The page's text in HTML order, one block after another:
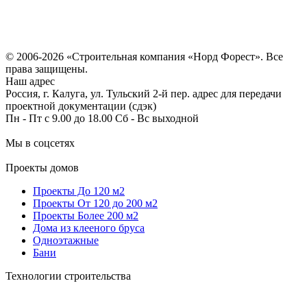
© 2006-2026 «Строительная компания «Норд Форест». Все
права защищены.
Наш адрес
Россия, г. Калуга, ул. Тульский 2-й пер. адрес для передачи
проектной документации (сдэк)
Пн - Пт с 9.00 до 18.00 Сб - Вс выходной
Мы в соцсетях
Проекты домов
Проекты До 120 м2
Проекты От 120 до 200 м2
Проекты Более 200 м2
Дома из клееного бруса
Одноэтажные
Бани
Технологии строительства